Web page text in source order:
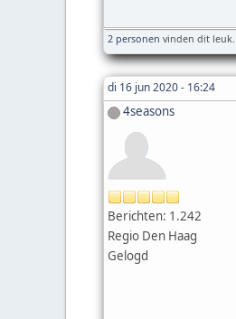
2 personen vinden dit leuk.
di 16 jun 2020 - 16:24
4seasons
Berichten: 1.242
Regio Den Haag
Gelogd